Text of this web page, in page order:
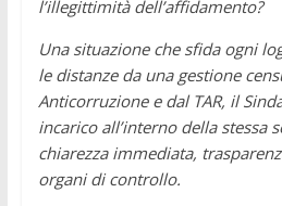
l’illegittimità dell’affidamento?
Una situazione che sfida ogni
le distanze da una gestione
Anticorruzione e dal TAR, il
incarico all’interno della stessa
chiarezza immediata,
organi di controllo.